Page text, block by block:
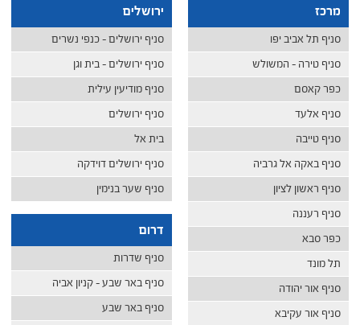
מרכז
סניף תל אביב יפו
סניף טירה – המשולש
כפר קאסם
סניף אלעד
סניף טייבה
סניף באקה אל גרביה
סניף ראשון לציון
סניף רעננה
כפר סבא
תל מונד
סניף אור יהודה
סניף אור עקיבא
ירושלים
סניף ירושלים – כנפי נשרים
סניף ירושלים – בית וגן
סניף מודיעין עילית
סניף ירושלים
בית אל
סניף ירושלים דוידקה
סניף שער בנימין
דרום
סניף שדרות
סניף באר שבע – קניון אביה
סניף באר שבע